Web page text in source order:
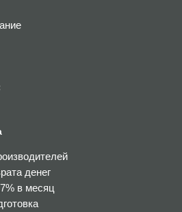
денег
в месяц